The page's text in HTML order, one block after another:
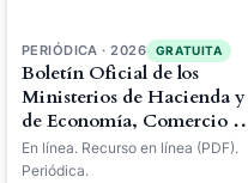
PERIÓDICA · 2026 GRATUITA
Boletín Oficial de los
Ministerios de Hacienda y
de Economía, Comercio y
Empresa
En línea. Recurso en línea (PDF).
Periódica.